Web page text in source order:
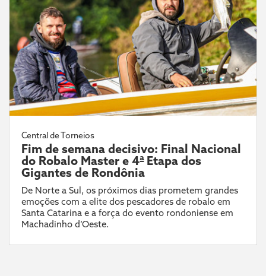
Central de Torneios
Fim de semana decisivo: Final Nacional
do Robalo Master e 4ª Etapa dos
Gigantes de Rondônia
De Norte a Sul, os próximos dias prometem grandes
emoções com a elite dos pescadores de robalo em
Santa Catarina e a força do evento rondoniense em
Machadinho d’Oeste.